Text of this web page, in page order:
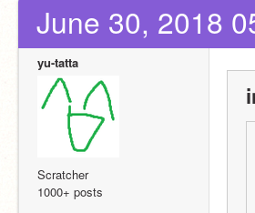
June 30, 2018
yu-tatta
Scratcher
1000+ posts